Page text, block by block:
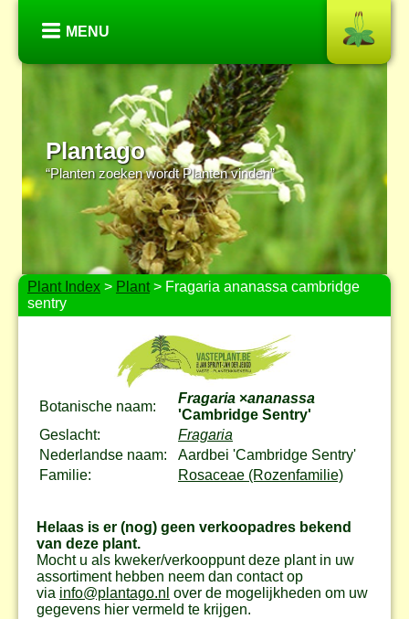
MENU
Plantago
“Planten zoeken wordt Planten vinden”
Plant Index > Plant> Fragaria ananassa cambridge
sentry
Botanische naam:
Fragaria ×ananassa
'Cambridge Sentry'
Geslacht:
Fragaria
Nederlandse naam:
Aardbei 'Cambridge Sentry'
Familie:
Rosaceae (Rozenfamilie)
Helaas is er (nog) geen verkoopadres bekend
van deze plant.
Mocht u als kweker/verkooppunt deze plant in uw
assortiment hebben neem dan contact op
via info@plantago.nl over de mogelijkheden om uw
gegevens hier vermeld te krijgen.